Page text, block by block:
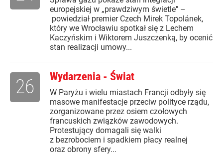
europejskiej w „prawdziwym świetle" –
powiedział premier Czech Mirek Topolánek,
który we Wrocławiu spotkał się z Lechem
Kaczyńskim i Wiktorem Juszczenką, by ocenić
stan realizacji umowy...
Wydarzenia - Świat
W Paryżu i wielu miastach Francji odbyły się
masowe manifestacje przeciw polityce rządu,
zorganizowane przez osiem czołowych
francuskich związków zawodowych.
Protestujący domagali się walki
z bezrobociem i spadkiem płacy realnej
oraz obrony sfery...
26